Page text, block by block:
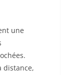
une
distance,